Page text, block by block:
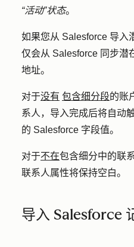
“活动”状态。
如果您从 Salesforce 导入
仅会从 Salesforce 同步潜
地址。
对于没有 包含细分段的账
系人，导入完成后将自动
的 Salesforce 字段值。
对于不在包含细分中的联
联系人属性将保持空白。
导入 Salesforce